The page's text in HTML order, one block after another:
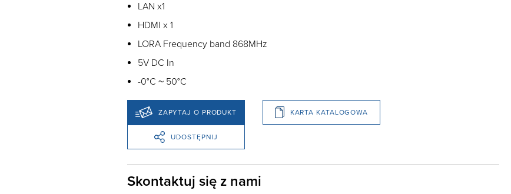
LAN x1
HDMI x 1
LORA Frequency band 868MHz
5V DC In
-0°C ~ 50°C
ZAPYTAJ O PRODUKT KARTA KATALOGOWA
UDOSTĘPNIJ
Skontaktuj się z nami